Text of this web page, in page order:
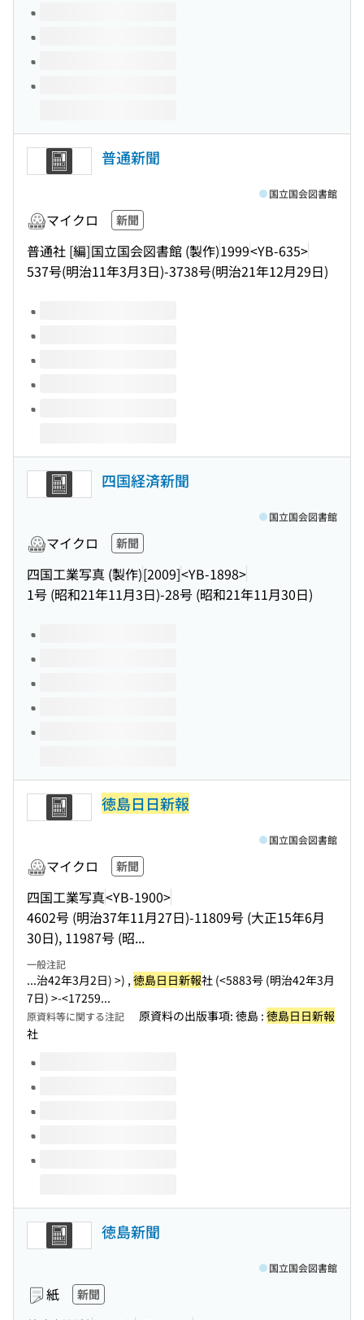
普通新聞
マイクロ 新聞
普通社 [編]国立国会図書館 (製作)1999<YB-635>
537号(明治11年3月3日)-3738号(明治21年12月29日)
国立国会図書館
このタイトルの巻号
四国経済新聞
マイクロ 新聞
四国工業写真 (製作)[2009]<YB-1898>
1号 (昭和21年11月3日)-28号 (昭和21年11月30日)
国立国会図書館
このタイトルの巻号
徳島日日新報
マイクロ 新聞
四国工業写真<YB-1900>
4602号 (明治37年11月27日)-11809号 (大正15年6月
30日), 11987号 (昭...
国立国会図書館
一般注記
...治42年3月2日) >) , 徳島日日新報社 (<5883号 (明治42年3月
7日) >-<17259...
原資料等に関する注記 原資料の出版事項: 徳島 : 徳島日日新報
社
このタイトルの巻号
徳島新聞
紙 新聞
国立国会図書館